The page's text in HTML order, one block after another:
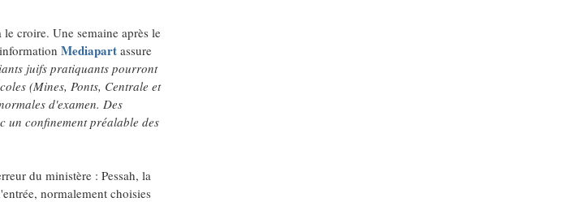
croire. Une semaine après le
Mediapartassure
juifs pratiquants pourront
(Mines, Ponts, Centrale et
d'examen. Des
un confinement préalable des
du ministère : Pessah, la
normalement choisies